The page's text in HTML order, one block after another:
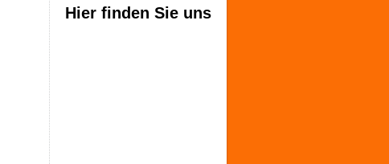
Hier finden Sie uns